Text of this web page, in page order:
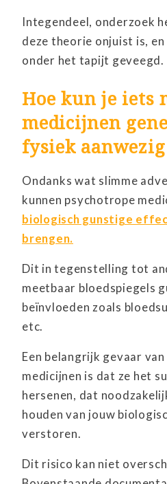
Integendeel, onderzoek
deze theorie onjuist is,
onder het tapijt geveegd.
Hoe kun je iets
medicijnen
fysiek
Ondanks wat slimme
kunnen psychotrope
biologisch gunstige
brengen.
Dit in tegenstelling tot
meetbaar bloedspiegels
beïnvloeden zoals
etc.
Een belangrijk gevaar
medicijnen is dat ze het
hersenen, dat
houden van jouw
verstoren.
Dit risico kan niet